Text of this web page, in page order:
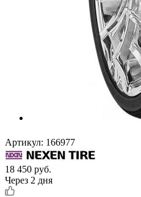
Артикул: 166977
18 450 руб.
Через 2 дня